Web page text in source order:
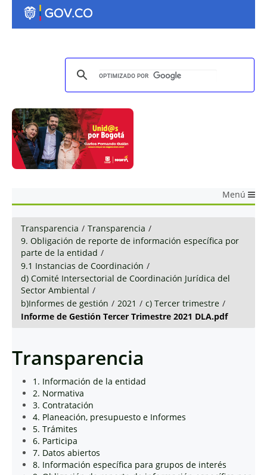
Menú
Transparencia / Transparencia /
9. Obligación de reporte de información específica por
parte de la entidad /
9.1 Instancias de Coordinación /
d) Comité Intersectorial de Coordinación Jurídica del
Sector Ambiental /
b)Informes de gestión / 2021 / c) Tercer trimestre /
Informe de Gestión Tercer Trimestre 2021 DLA.pdf
Transparencia
1. Información de la entidad
2. Normativa
3. Contratación
4. Planeación, presupuesto e Informes
5. Trámites
6. Participa
7. Datos abiertos
8. Información específica para grupos de interés